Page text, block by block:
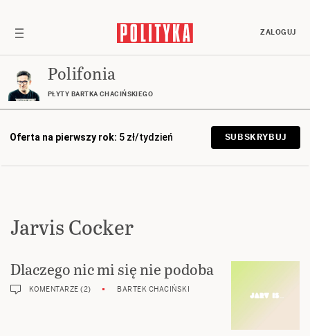
ZALOGUJ
Polifonia
PŁYTY BARTKA CHACIŃSKIEGO
Oferta na pierwszy rok: 5 zł/tydzień SUBSKRYBUJ
Jarvis Cocker
Dlaczego nic mi się nie podoba
KOMENTARZE (2) BARTEK CHACIŃSKI